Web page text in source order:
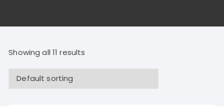
Showing all 11 results